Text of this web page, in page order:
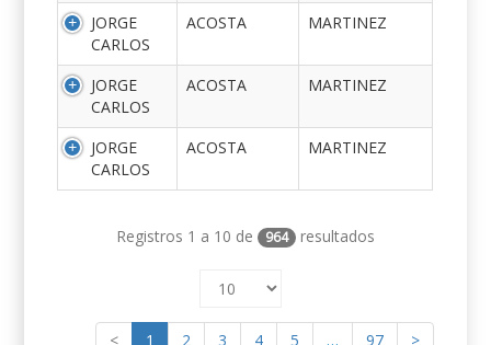
JORGE
CARLOS
ACOSTA MARTINEZ
JORGE
CARLOS
ACOSTA MARTINEZ
JORGE
CARLOS
ACOSTA MARTINEZ
Registros 1 a 10 de 964 resultados
< 1 2 3 4 5 … 97 >